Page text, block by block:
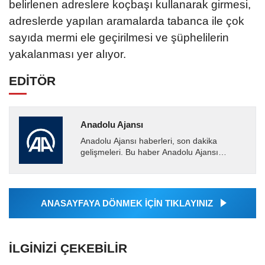
belirlenen adreslere koçbaşı kullanarak girmesi,
adreslerde yapılan aramalarda tabanca ile çok
sayıda mermi ele geçirilmesi ve şüphelilerin
yakalanması yer alıyor.
EDİTÖR
Anadolu Ajansı
Anadolu Ajansı haberleri, son dakika
gelişmeleri. Bu haber Anadolu Ajansı
tarafından geçilen tüm...
ANASAYFAYA DÖNMEK İÇİN TIKLAYINIZ
İLGINIZI ÇEKEBILIR